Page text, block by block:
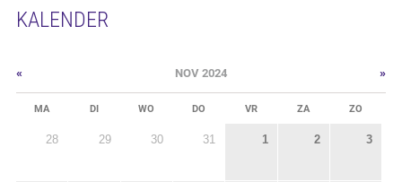
KALENDER
« NOV 2024 »
MA DI WO DO VR ZA ZO
28 29 30 31 1 2 3